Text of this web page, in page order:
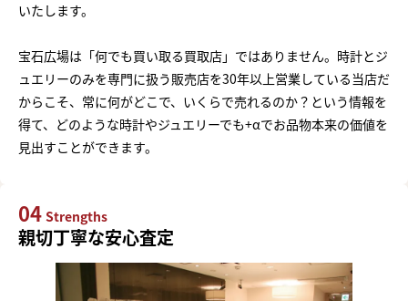
いたします。
宝石広場は「何でも買い取る買取店」ではありません。時計とジ
ュエリーのみを専門に扱う販売店を30年以上営業している当店だ
からこそ、常に何がどこで、いくらで売れるのか？という情報を
得て、どのような時計やジュエリーでも+αでお品物本来の価値を
見出すことができます。
04 Strengths
親切丁寧な安心査定